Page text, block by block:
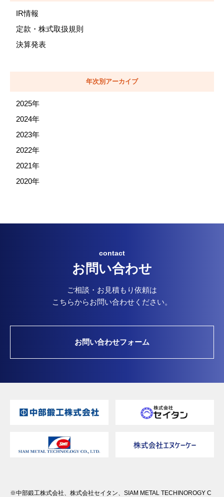
IR情報
定款・株式取扱規則
決算発表
年次別アーカイブ
2025年
2024年
2023年
2022年
2021年
2020年
contact
お問い合わせ
ご相談・お見積もり依頼は
こちらからお問い合わせください。
お問い合わせフォーム
※中部鍛工株式会社、株式会社セイタン、SIAM METAL TECHINOROGY C